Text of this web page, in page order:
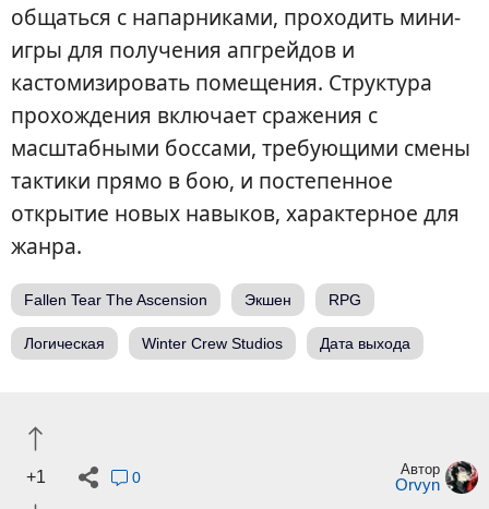
общаться с напарниками, проходить мини-
игры для получения апгрейдов и
кастомизировать помещения. Структура
прохождения включает сражения с
масштабными боссами, требующими смены
тактики прямо в бою, и постепенное
открытие новых навыков, характерное для
жанра.
Fallen Tear The Ascension Экшен RPG
Логическая Winter Crew Studios Дата выхода
+1 0 Автор
Orvyn